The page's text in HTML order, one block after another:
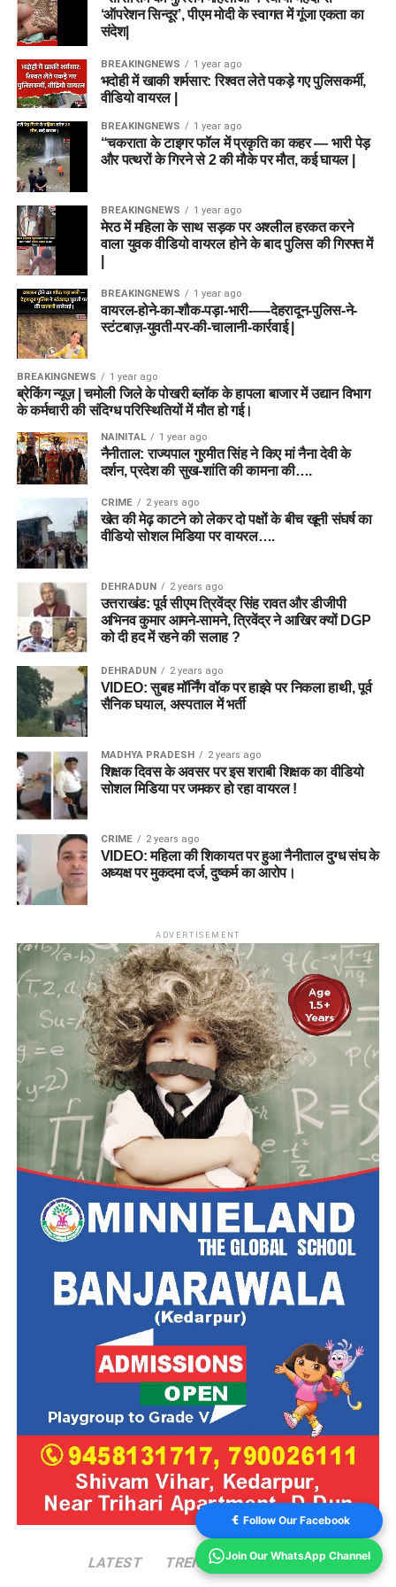
‘ऑपरेशन सिन्दूर’, पीएम मोदी के स्वागत में गूंजा एकता का
संदेश|
BREAKINGNEWS 1 year ago
भदोही में खाकी शर्मसार: रिश्वत लेते पकड़े गए पुलिसकर्मी,
वीडियो वायरल |
BREAKINGNEWS 1 year ago
“चकराता के टाइगर फॉल में प्रकृति का कहर — भारी पेड़
और पत्थरों के गिरने से 2 की मौके पर मौत, कई घायल |
BREAKINGNEWS 1 year ago
मेरठ में महिला के साथ सड़क पर अश्लील हरकत करने
वाला युवक वीडियो वायरल होने के बाद पुलिस की गिरफ्त में
BREAKINGNEWS 1 year ago
वायरल-होने-का-शौक-पड़ा-भारी-—-देहरादून-पुलिस-ने-
स्टंटबाज़-युवती-पर-की-चालानी-कार्रवाई |
BREAKINGNEWS 1 year ago
ब्रेकिंग न्यूज़ | चमोली जिले के पोखरी ब्लॉक के हापला बाजार में उद्यान विभाग
के कर्मचारी की संदिग्ध परिस्थितियों में मौत हो गई।
NAINITAL 1 year ago
नैनीताल: राज्यपाल गुरमीत सिंह ने किए मां नैना देवी के
दर्शन, प्रदेश की सुख-शांति की कामना की….
CRIME 2 years ago
खेत की मेढ़ काटने को लेकर दो पक्षों के बीच खूनी संघर्ष का
वीडियो सोशल मिडिया पर वायरल….
DEHRADUN 2 years ago
उत्तराखंड: पूर्व सीएम त्रिवेंद्र सिंह रावत और डीजीपी
अभिनव कुमार आमने-सामने, त्रिवेंद्र ने आखिर क्यों DGP
को दी हद में रहने की सलाह ?
DEHRADUN 2 years ago
VIDEO: सुबह मॉर्निंग वॉक पर हाइवे पर निकला हाथी, पूर्व
सैनिक घयाल, अस्पताल में भर्ती
MADHYA PRADESH 2 years ago
शिक्षक दिवस के अवसर पर इस शराबी शिक्षक का वीडियो
सोशल मिडिया पर जमकर हो रहा वायरल !
CRIME 2 years ago
VIDEO: महिला की शिकायत पर हुआ नैनीताल दुग्ध संघ के
अध्यक्ष पर मुकदमा दर्ज, दुष्कर्म का आरोप।
ADVERTISEMENT
LATEST TRENDING VIDEOS
Follow Our Facebook
Join Our WhatsApp Channel